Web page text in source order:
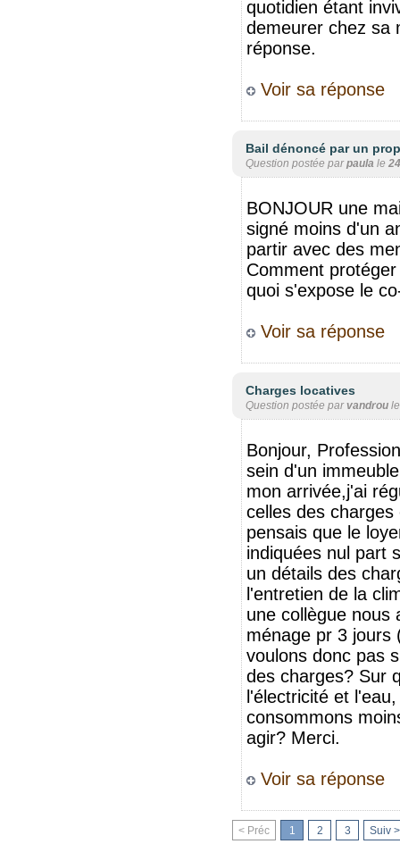
quotidien étant
demeurer chez sa
réponse.
Voir sa réponse
Bail dénoncé par un
Question postée parpaula le
BONJOUR une
signé moins d'un
partir avec des
Comment
quoi s'expose le
Voir sa réponse
Charges locatives
Question postée parvandrou
Bonjour,
sein d'un
mon arrivée,j'ai
celles des
pensais que le
indiquées nul part
un détails des
l'entretien de la
une collègue nous
ménage pr 3 jours
voulons donc pas
des charges? Sur
l'électricité et
consommons
agir? Merci.
Voir sa réponse
< Préc 1 2 3 Suiv >